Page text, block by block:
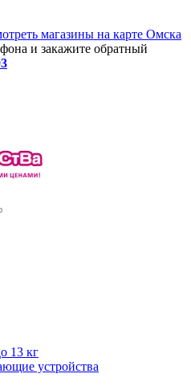
магазины на карте Омска
и закажите обратный
13 кг
устройства